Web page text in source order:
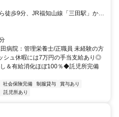
なし＆有給消化ほぼ100％◆託児所
、病院、管理栄養士、正職員】
徒歩9分、JR福知山線「三田駅」から
病院：管理栄養士/正職員 未経験の方
シュ休暇には7万円の手当支給あり◎
＆有給消化ほぼ100％◆託児所完備
社会保険完備 制服貸与
賞与あり
託児所あり